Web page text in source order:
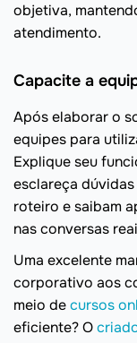
objetiva,
atendimento.
Capacite a
Após elaborar o
equipes para
Explique seu
esclareça
roteiro e saibam
nas conversas
Uma excelente
corporativo aos
meio decursos
eficiente? O